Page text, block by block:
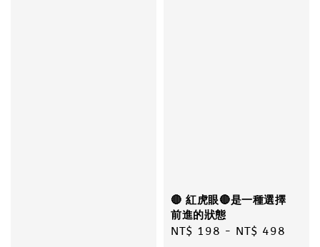
🔴 紅虎眼🔴是一種選擇
前進的狀態
Regular
NT$ 198 - NT$ 498